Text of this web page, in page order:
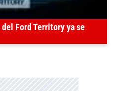
Ford Territory ya se